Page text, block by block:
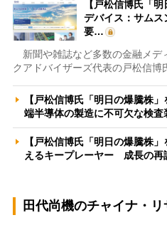
【戸松信博氏「
デバイス：サム
要…
新聞や雑誌など多数の金融メデ
クアドバイザーズ代表の戸松信博
【戸松信博氏「明日の爆騰株
端半導体の製造に不可欠な検
【戸松信博氏「明日の爆騰株
えるキープレーヤー 成長の
田代尚機のチャイナ・リ